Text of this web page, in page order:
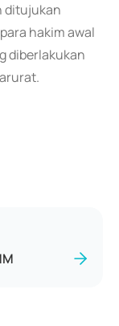
ditujukan
hakim awal
diberlakukan